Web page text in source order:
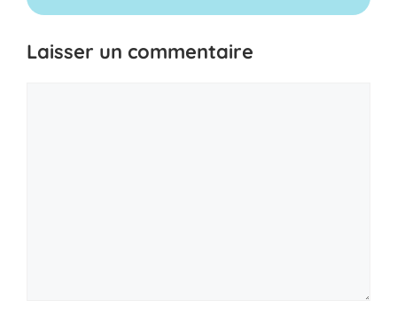
Laisser un commentaire